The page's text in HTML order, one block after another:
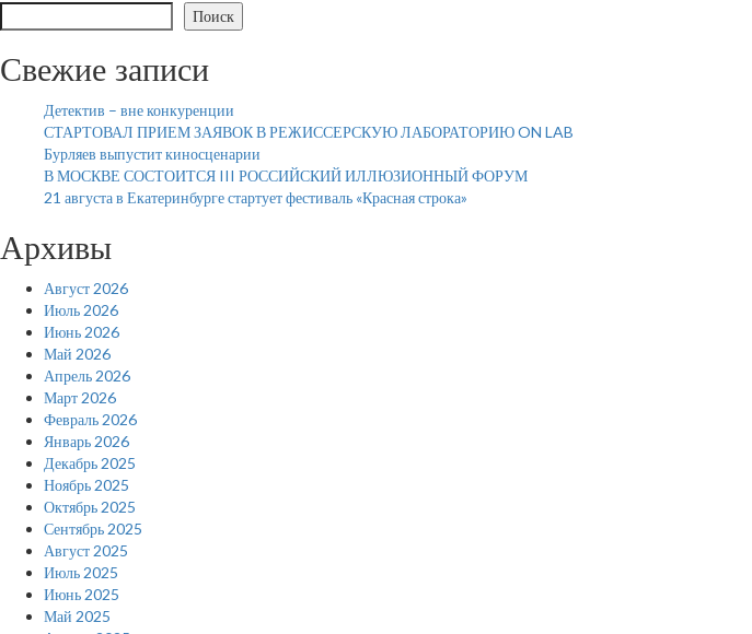
Поиск
Свежие записи
Детектив – вне конкуренции
СТАРТОВАЛ ПРИЕМ ЗАЯВОК В РЕЖИССЕРСКУЮ ЛАБОРАТОРИЮ ON LAB
Бурляев выпустит киносценарии
В МОСКВЕ СОСТОИТСЯ III РОССИЙСКИЙ ИЛЛЮЗИОННЫЙ ФОРУМ
21 августа в Екатеринбурге стартует фестиваль «Красная строка»
Архивы
Август 2026
Июль 2026
Июнь 2026
Май 2026
Апрель 2026
Март 2026
Февраль 2026
Январь 2026
Декабрь 2025
Ноябрь 2025
Октябрь 2025
Сентябрь 2025
Август 2025
Июль 2025
Июнь 2025
Май 2025